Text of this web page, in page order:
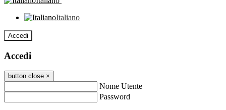
Italiano
Accedi
Accedi
button close ×
Nome Utente
Password